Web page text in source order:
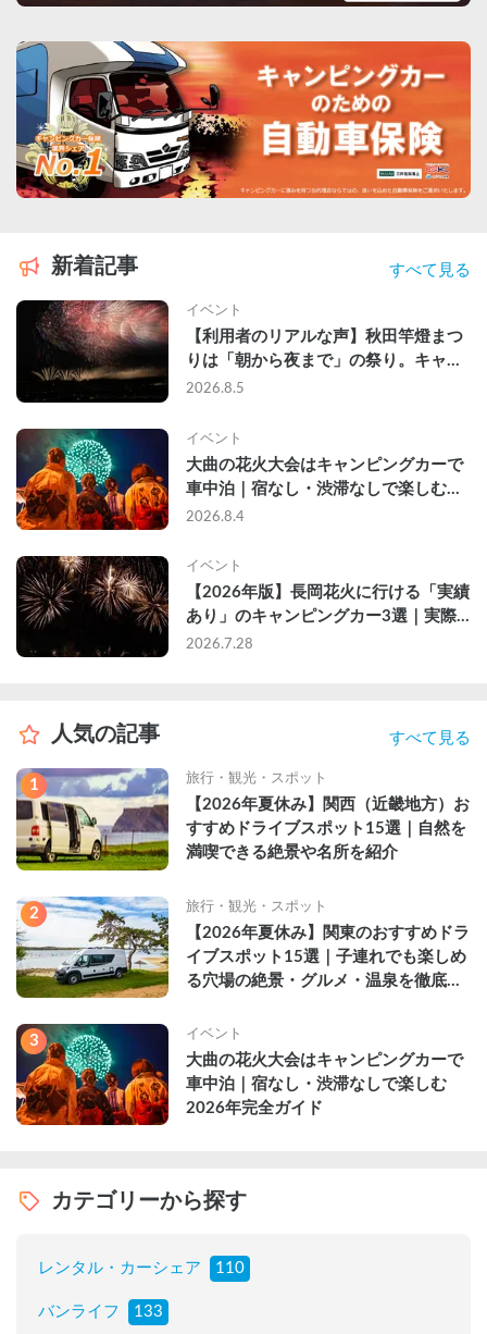
新着記事 すべて見る
イベント
【利用者のリアルな声】秋田竿燈まつ
りは「朝から夜まで」の祭り。キャン
ピングカーで行った2組の記録
2026.8.5
イベント
大曲の花火大会はキャンピングカーで
車中泊｜宿なし・渋滞なしで楽しむ
2026年完全ガイド
2026.8.4
イベント
【2026年版】長岡花火に行ける「実績
あり」のキャンピングカー3選｜実際
に利用したゲストのレビュー付き
2026.7.28
人気の記事 すべて見る
1 旅行・観光・スポット
【2026年夏休み】関西（近畿地方）お
すすめドライブスポット15選｜自然を
満喫できる絶景や名所を紹介
2 旅行・観光・スポット
【2026年夏休み】関東のおすすめドラ
イブスポット15選｜子連れでも楽しめ
る穴場の絶景・グルメ・温泉を徹底解
3 イベント
大曲の花火大会はキャンピングカーで
車中泊｜宿なし・渋滞なしで楽しむ
2026年完全ガイド
カテゴリーから探す
レンタル・カーシェア 110
バンライフ 133